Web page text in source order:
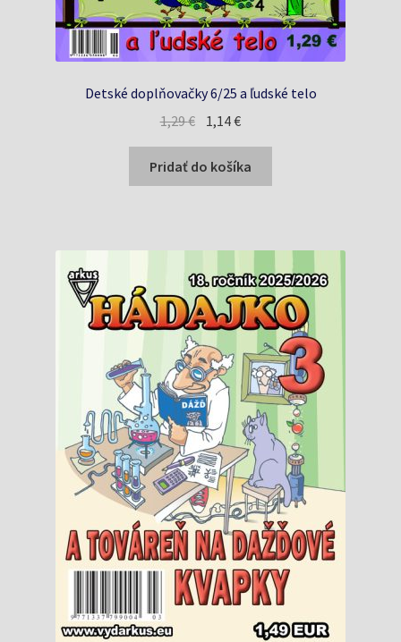
Detské doplňovačky 6/25 a ľudské telo
1,29€ Pôvodná
bola:
1,29 €.
1,14€Aktuálna
je:
1,14 €.
Pridať do košíka